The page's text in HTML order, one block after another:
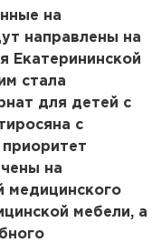
на
направлены на
Екатерининской
стала
для детей с
с
приоритет
на
медицинского
мебели, а